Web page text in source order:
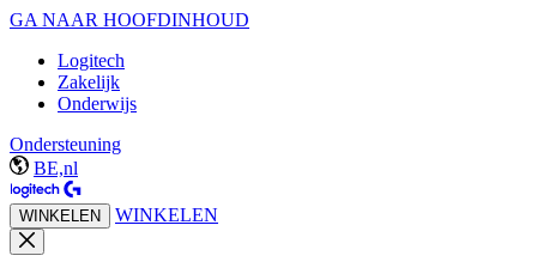
GA NAAR HOOFDINHOUD
Logitech
Zakelijk
Onderwijs
Ondersteuning
BE,nl
WINKELEN WINKELEN